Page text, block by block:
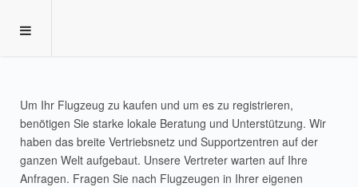
Um Ihr Flugzeug zu kaufen und um es zu registrieren,
benötigen Sie starke lokale Beratung und Unterstützung. Wir
haben das breite Vertriebsnetz und Supportzentren auf der
ganzen Welt aufgebaut. Unsere Vertreter warten auf Ihre
Anfragen. Fragen Sie nach Flugzeugen in Ihrer eigenen